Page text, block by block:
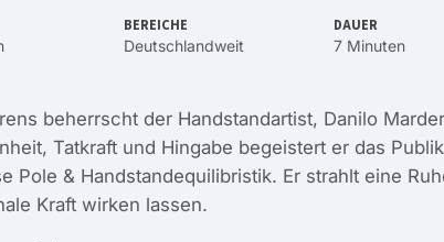
BEREICHE
Deutschlandweit
DAUER
7 Minuten
beherrscht der Handstandartist, Danilo
Tatkraft und Hingabe begeistert er das
Pole & Handstandequilibristik. Er strahlt eine
Kraft wirken lassen.